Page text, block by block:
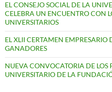
EL CONSEJO SOCIAL DE LA
CELEBRA UN ENCUENTRO CON
UNIVERSITARIOS
EL XLII CERTAMEN EMPRESARIO
GANADORES
NUEVA CONVOCATORIA DE LOS
UNIVERSITARIO DE LA